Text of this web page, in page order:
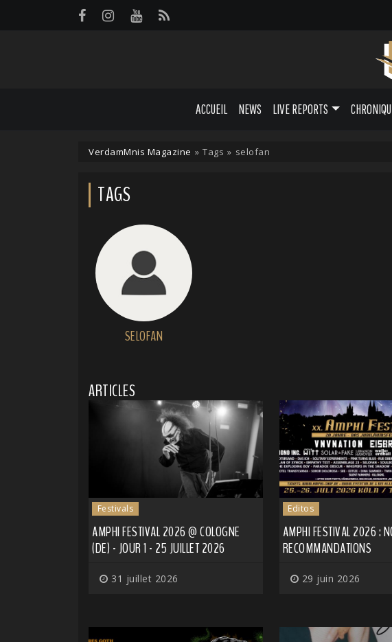
ACCUEIL NEWS LIVE REPORTS
VerdamMnis Magazine » Tags » selofan
TAGS
SELOFAN
ARTICLES
Festivals
AMPHI FESTIVAL 2026 @ COLOGNE
(DE) - JOUR 1 - 25 JUILLET 2026
31 juillet 2026
Editos
AMPHI FESTIVAL 2026 :
RECOMMANDATIONS
29 juin 2026
Panneau de gestion des cookies